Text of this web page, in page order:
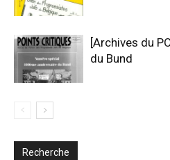
[Archives du
du Bund
Recherche